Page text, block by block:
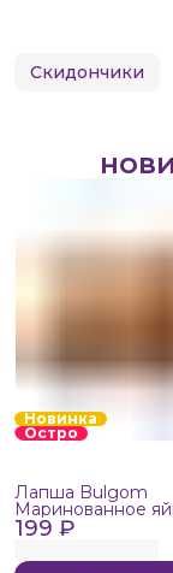
Скидончики
Новинка
Остро
199 ₽
Лапша Bulgom
Маринованное
103г